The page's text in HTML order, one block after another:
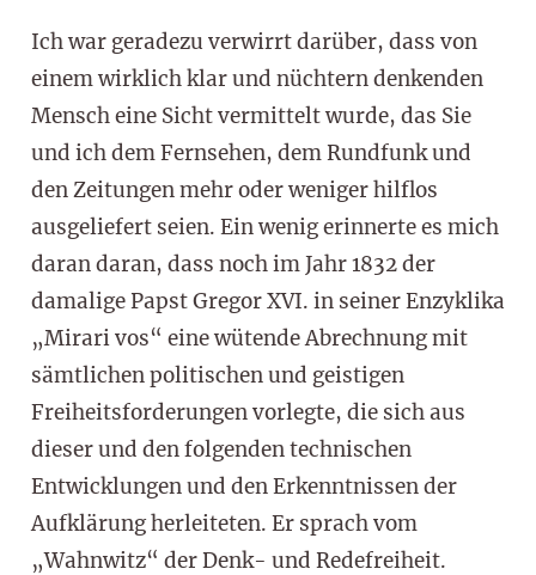
Ich war geradezu verwirrt darüber, dass von
einem wirklich klar und nüchtern denkenden
Mensch eine Sicht vermittelt wurde, das Sie
und ich dem Fernsehen, dem Rundfunk und
den Zeitungen mehr oder weniger hilflos
ausgeliefert seien. Ein wenig erinnerte es mich
daran daran, dass noch im Jahr 1832 der
damalige Papst Gregor XVI. in seiner Enzyklika
„Mirari vos“ eine wütende Abrechnung mit
sämtlichen politischen und geistigen
Freiheitsforderungen vorlegte, die sich aus
dieser und den folgenden technischen
Entwicklungen und den Erkenntnissen der
Aufklärung herleiteten. Er sprach vom
„Wahnwitz“ der Denk- und Redefreiheit.